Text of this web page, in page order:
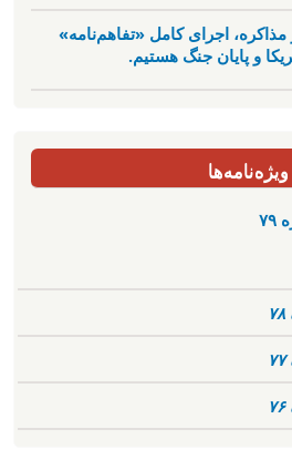
اجرای کامل «تفاهم‌نامه»
و پایان جنگ هستیم.